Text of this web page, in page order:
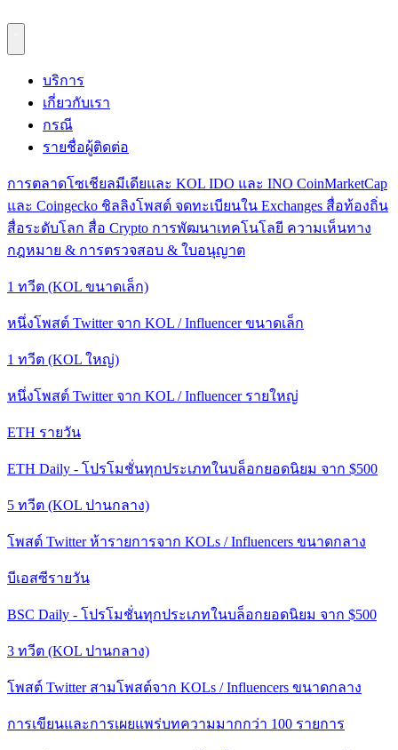
บริการ
เกี่ยวกับเรา
กรณี
รายชื่อผู้ติดต่อ
การตลาดโซเชียลมีเดียและ KOL IDO และ INO CoinMarketCap
และ Coingecko ชิลลิงโพสต์ จดทะเบียนใน Exchanges สื่อท้องถิ่น
สื่อระดับโลก สื่อ Crypto การพัฒนาเทคโนโลยี ความเห็นทาง
กฎหมาย & การตรวจสอบ & ใบอนุญาต
1 ทวีต (KOL ขนาดเล็ก)
หนึ่งโพสต์ Twitter จาก KOL / Influencer ขนาดเล็ก
1 ทวีต (KOL ใหญ่)
หนึ่งโพสต์ Twitter จาก KOL / Influencer รายใหญ่
ETH รายวัน
ETH Daily - โปรโมชั่นทุกประเภทในบล็อกยอดนิยม จาก $500
5 ทวีต (KOL ปานกลาง)
โพสต์ Twitter ห้ารายการจาก KOLs / Influencers ขนาดกลาง
บีเอสซีรายวัน
BSC Daily - โปรโมชั่นทุกประเภทในบล็อกยอดนิยม จาก $500
3 ทวีต (KOL ปานกลาง)
โพสต์ Twitter สามโพสต์จาก KOLs / Influencers ขนาดกลาง
การเขียนและการเผยแพร่บทความมากกว่า 100 รายการ